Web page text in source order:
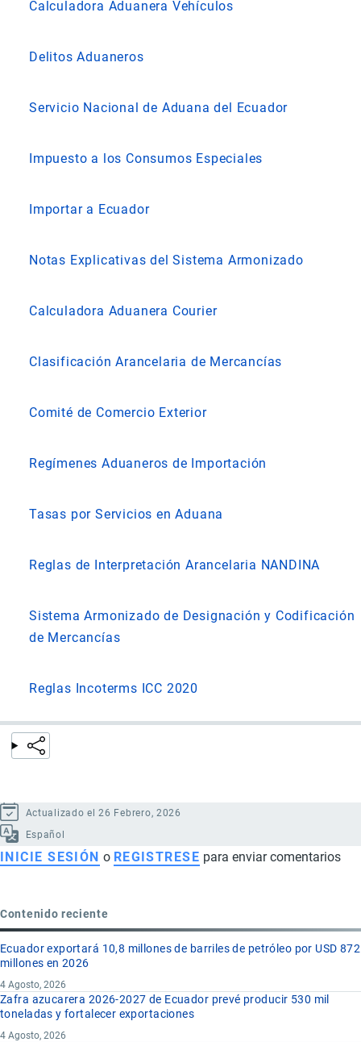
Calculadora Aduanera Vehículos
Delitos Aduaneros
Servicio Nacional de Aduana del Ecuador
Impuesto a los Consumos Especiales
Importar a Ecuador
Notas Explicativas del Sistema Armonizado
Calculadora Aduanera Courier
Clasificación Arancelaria de Mercancías
Comité de Comercio Exterior
Regímenes Aduaneros de Importación
Tasas por Servicios en Aduana
Reglas de Interpretación Arancelaria NANDINA
Sistema Armonizado de Designación y Codificación
de Mercancías
Reglas Incoterms ICC 2020
Actualizado el 26 Febrero, 2026
Español
INICIE SESIÓN o REGISTRESE para enviar comentarios
Contenido reciente
Ecuador exportará 10,8 millones de barriles de petróleo por USD 872
millones en 2026
4 Agosto, 2026
Zafra azucarera 2026-2027 de Ecuador prevé producir 530 mil
toneladas y fortalecer exportaciones
4 Agosto, 2026